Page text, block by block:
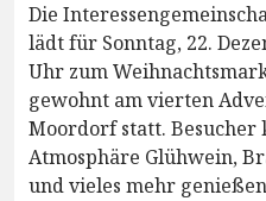
Die
lädt für Sonntag, 22.
Uhr zum
gewohnt am vierten
Moordorf statt.
Atmosphäre Glühwein,
und vieles mehr